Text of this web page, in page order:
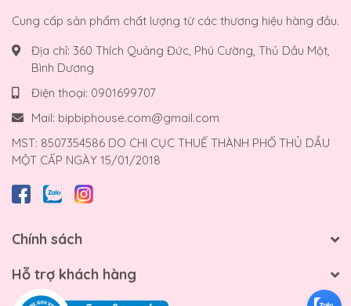
Cung cấp sản phẩm chất lượng từ các thương hiệu hàng đầu.
Địa chỉ: 360 Thích Quảng Đức, Phú Cường, Thủ Dầu Một,
Bình Dương
Điện thoại: 0901699707
Mail: bipbiphouse.com@gmail.com
MST: 8507354586 DO CHI CỤC THUẾ THÀNH PHỐ THỦ DẦU
MỘT CẤP NGÀY 15/01/2018
Chính sách
Hỗ trợ khách hàng